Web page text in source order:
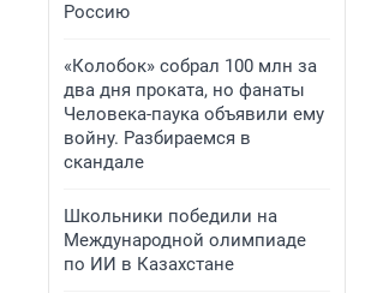
Россию
«Колобок» собрал 100 млн за
два дня проката, но фанаты
Человека-паука объявили ему
войну. Разбираемся в
скандале
Школьники победили на
Международной олимпиаде
по ИИ в Казахстане